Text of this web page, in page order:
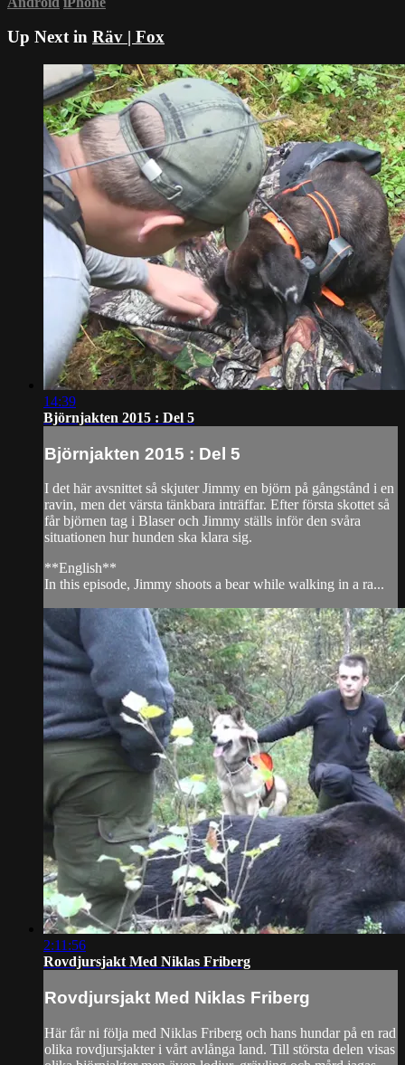
Up Next in Räv | Fox
14:39
Björnjakten 2015 : Del 5
Björnjakten 2015 : Del 5
I det här avsnittet så skjuter Jimmy en björn på gångstånd i en
ravin, men det värsta tänkbara inträffar. Efter första skottet så
får björnen tag i Blaser och Jimmy ställs inför den svåra
situationen hur hunden ska klara sig.
**English**
In this episode, Jimmy shoots a bear while walking in a ra...
2:11:56
Rovdjursjakt Med Niklas Friberg
Rovdjursjakt Med Niklas Friberg
Här får ni följa med Niklas Friberg och hans hundar på en rad
olika rovdjursjakter i vårt avlånga land. Till största delen visas